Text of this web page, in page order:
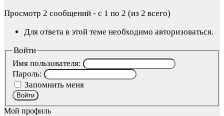
Просмотр 2 сообщений - с 1 по 2 (из 2 всего)
Для ответа в этой теме необходимо авторизоваться.
Войти
Имя пользователя:
Пароль:
Запомнить меня
Войти
Мой профиль